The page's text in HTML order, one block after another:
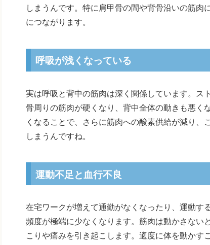
しまうんです。特に肩甲骨の間や背骨沿いの筋肉
につながります。
呼吸が浅くなっている
実は呼吸と背中の筋肉は深く関係しています。ス
骨周りの筋肉が硬くなり、背中全体の動きも悪く
くなることで、さらに筋肉への酸素供給が減り、
しまうんですね。
運動不足と血行不良
在宅ワークが増えて通勤がなくなったり、運動す
頻度が極端に少なくなります。筋肉は動かさない
こりや痛みを引き起こします。適度に体を動かす